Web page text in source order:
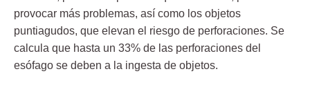
provocar más problemas, así como los objetos
puntiagudos, que elevan el riesgo de perforaciones. Se
calcula que hasta un 33% de las perforaciones del
esófago se deben a la ingesta de objetos.